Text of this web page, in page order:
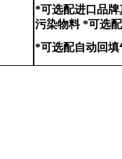
*可选配进口品
污染物料 *可选
*可选配自动回